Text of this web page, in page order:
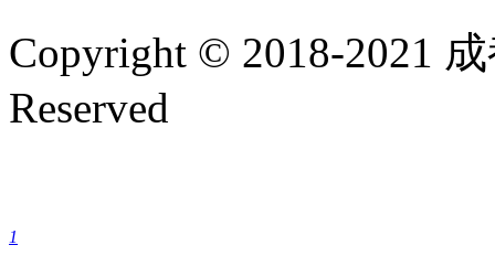
Copyright © 2018-2021
Reserved
1